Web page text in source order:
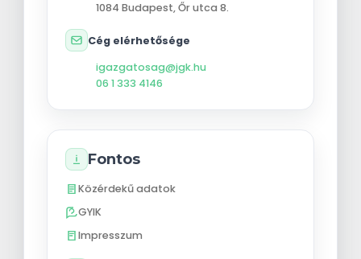
1084 Budapest,Őr utca 8.
Cég elérhetősége
igazgatosag@jgk.hu
06 1 333 4146
Fontos
Közérdekű adatok
GYIK
Impresszum